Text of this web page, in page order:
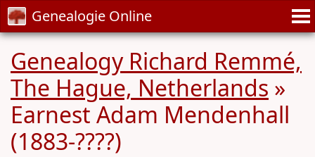
Genealogie Online
Genealogy Richard Remmé,
The Hague, Netherlands »
Earnest Adam Mendenhall
(1883-????)